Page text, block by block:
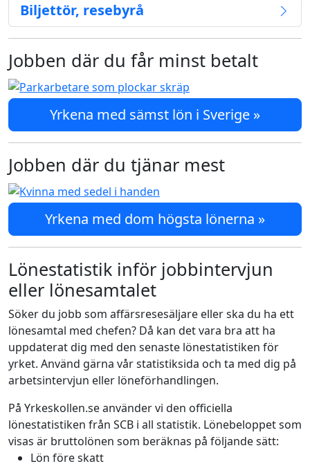
Biljettör, resebyrå
Jobben där du får minst betalt
Yrkena med sämst lön i Sverige »
Jobben där du tjänar mest
Yrkena med dom högsta lönerna »
Lönestatistik inför jobbintervjun
eller lönesamtalet
Söker du jobb som affärsresesäljare eller ska du ha ett
lönesamtal med chefen? Då kan det vara bra att ha
uppdaterat dig med den senaste lönestatistiken för
yrket. Använd gärna vår statistiksida och ta med dig på
arbetsintervjun eller löneförhandlingen.
På Yrkeskollen.se använder vi den officiella
lönestatistiken från SCB i all statistik. Lönebeloppet som
visas är bruttolönen som beräknas på följande sätt:
Lön före skatt